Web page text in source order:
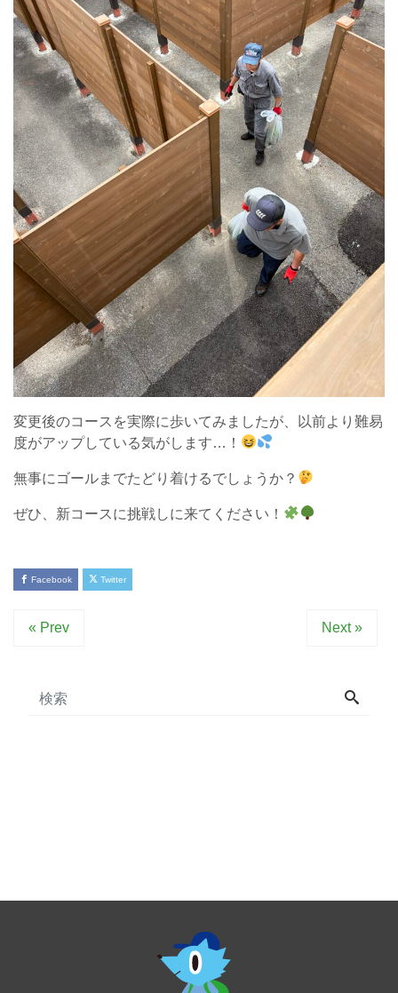
変更後のコースを実際に歩いてみましたが、以前より難易
度がアップしている気がします…！
無事にゴールまでたどり着けるでしょうか？
ぜひ、新コースに挑戦しに来てください！
Facebook Twitter
« Prev Next »